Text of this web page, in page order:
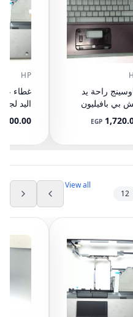
راحة يد
بي بافيليون
15-p with Touch
pad 929895-
EGP
HP
غطاء
اليد
مع تاتش
500.00
12
View all